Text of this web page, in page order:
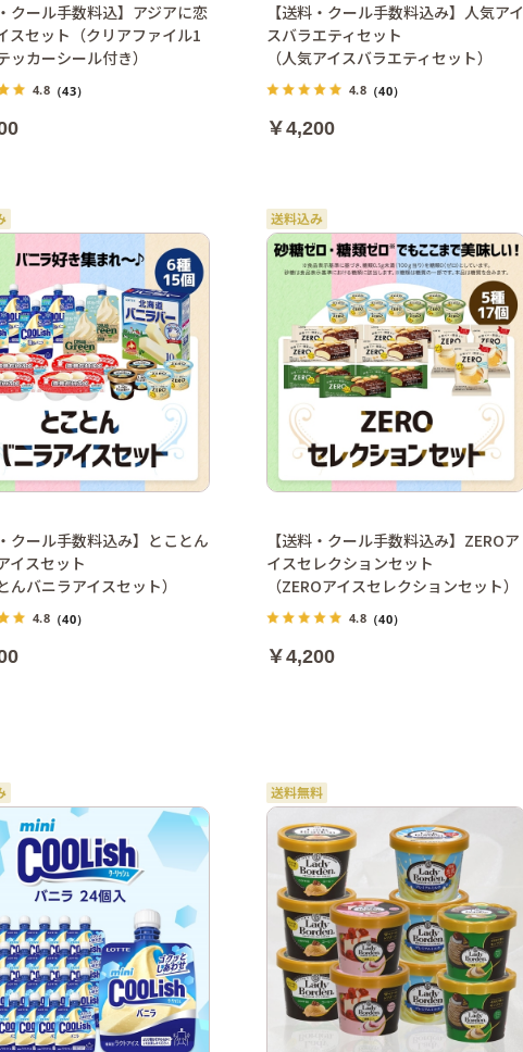
クール手数料込】アジアに恋
スセット（クリアファイル1
ッカーシール付き）
4.8 （43）
【送料・クール手数料込み】人気アイ
スバラエティセット
（人気アイスバラエティセット）
4.8 （40）
￥4,200
クール手数料込み】とことん
イスセット
んバニラアイスセット）
4.8 （40）
【送料・クール手数料込み】ZEROア
イスセレクションセット
（ZEROアイスセレクションセット）
4.8 （40）
￥4,200